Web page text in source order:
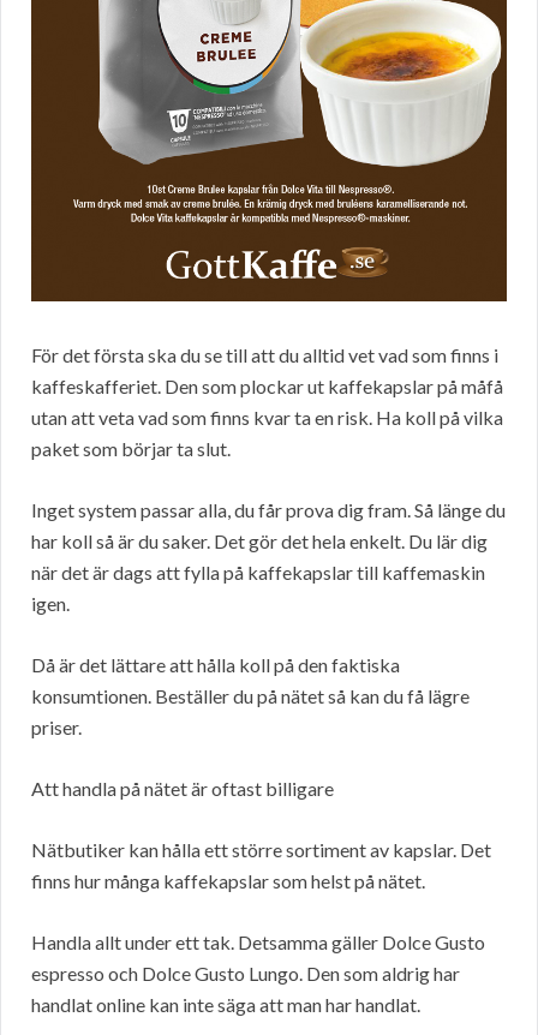
För det första ska du se till att du alltid vet vad som finns i
kaffeskafferiet. Den som plockar ut kaffekapslar på måfå
utan att veta vad som finns kvar ta en risk. Ha koll på vilka
paket som börjar ta slut.
Inget system passar alla, du får prova dig fram. Så länge du
har koll så är du saker. Det gör det hela enkelt. Du lär dig
när det är dags att fylla på kaffekapslar till kaffemaskin
igen.
Då är det lättare att hålla koll på den faktiska
konsumtionen. Beställer du på nätet så kan du få lägre
priser.
Att handla på nätet är oftast billigare
Nätbutiker kan hålla ett större sortiment av kapslar. Det
finns hur många kaffekapslar som helst på nätet.
Handla allt under ett tak. Detsamma gäller Dolce Gusto
espresso och Dolce Gusto Lungo. Den som aldrig har
handlat online kan inte säga att man har handlat.